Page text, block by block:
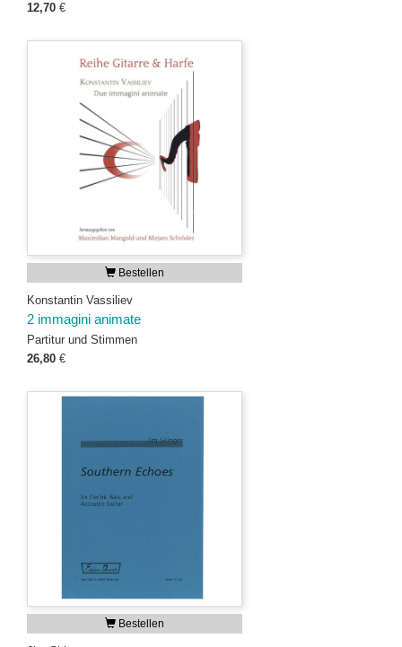
12,70 €
Bestellen
Konstantin Vassiliev
2 immagini animate
Partitur und Stimmen
26,80 €
Bestellen